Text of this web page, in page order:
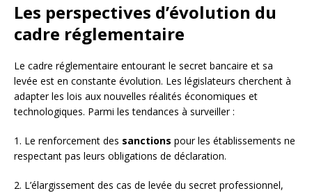
Les perspectives d’évolution du
cadre réglementaire
Le cadre réglementaire entourant le secret bancaire et sa
levée est en constante évolution. Les législateurs cherchent à
adapter les lois aux nouvelles réalités économiques et
technologiques. Parmi les tendances à surveiller :
1. Le renforcement des sanctions pour les établissements ne
respectant pas leurs obligations de déclaration.
2. L’élargissement des cas de levée du secret professionnel,